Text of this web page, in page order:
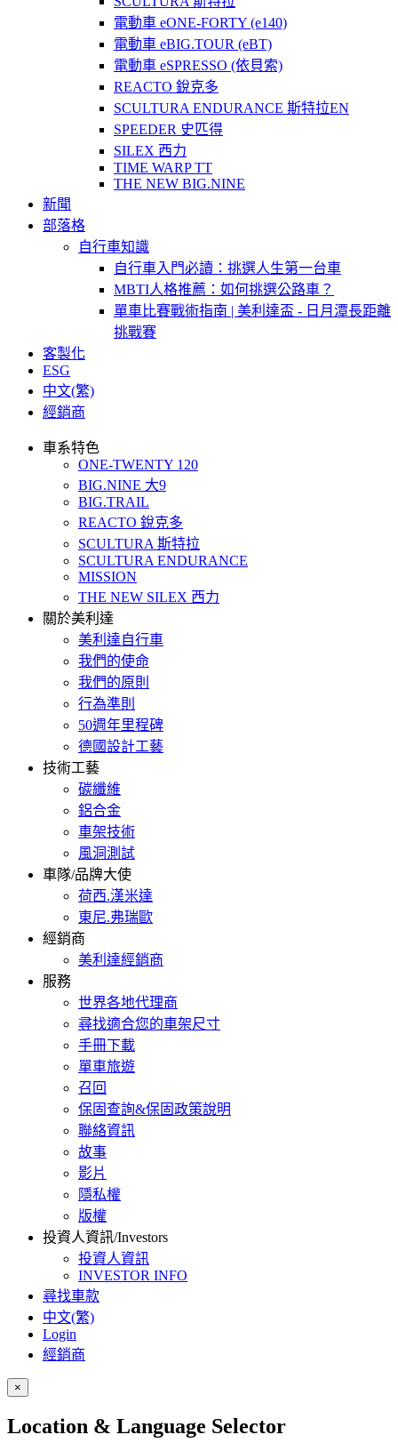
電動車 eONE-FORTY (e140)
電動車 eBIG.TOUR (eBT)
電動車 eSPRESSO (依貝索)
REACTO 銳克多
SCULTURA ENDURANCE 斯特拉EN
SPEEDER 史匹得
SILEX 西力
TIME WARP TT
THE NEW BIG.NINE
新聞
部落格
自行車知識
自行車入門必讀：挑選人生第一台車
MBTI人格推薦：如何挑選公路車？
單車比賽戰術指南 | 美利達盃 - 日月潭長距離
挑戰賽
客製化
ESG
中文(繁)
經銷商
車系特色
ONE-TWENTY 120
BIG.NINE 大9
BIG.TRAIL
REACTO 銳克多
SCULTURA 斯特拉
SCULTURA ENDURANCE
MISSION
THE NEW SILEX 西力
關於美利達
美利達自行車
我們的使命
我們的原則
行為準則
50週年里程碑
德國設計工藝
技術工藝
碳纖維
鋁合金
車架技術
風洞測試
車隊/品牌大使
荷西.漢米達
東尼.弗瑞歐
經銷商
美利達經銷商
服務
世界各地代理商
尋找適合您的車架尺寸
手冊下載
單車旅遊
召回
保固查詢&保固政策說明
聯絡資訊
故事
影片
隱私權
版權
投資人資訊/Investors
投資人資訊
INVESTOR INFO
尋找車款
中文(繁)
Login
經銷商
×
Location & Language Selector